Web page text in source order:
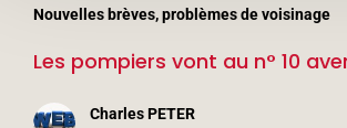
Nouvelles brèves, problèmes de voisinage
pompiers
vontLes pompiers vont au n° 10
Charles PETER